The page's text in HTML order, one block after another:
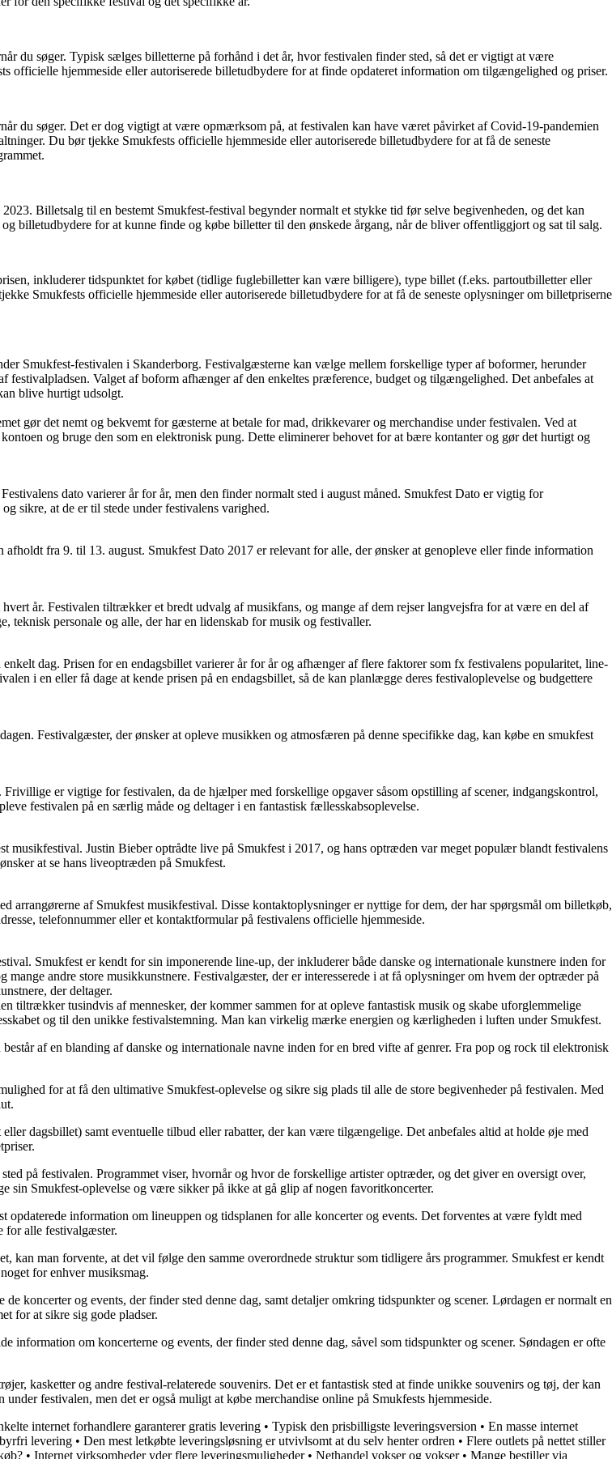
søger. Typisk sælges billetterne på forhånd i det år, hvor festivalen finder sted, så det er vigtigt at være
officielle hjemmeside eller autoriserede billetudbydere for at finde opdateret information om tilgængelighed og priser.
du søger. Det er dog vigtigt at være opmærksom på, at festivalen kan have været påvirket af Covid-19-pandemien
Du bør tjekke Smukfests officielle hjemmeside eller autoriserede billetudbydere for at få de seneste
Billetsalg til en bestemt Smukfest-festival begynder normalt et stykke tid før selve begivenheden, og det kan
billetudbydere for at kunne finde og købe billetter til den ønskede årgang, når de bliver offentliggjort og sat til salg.
inkluderer tidspunktet for købet (tidlige fuglebilletter kan være billigere), type billet (f.eks. partoutbilletter eller
Smukfests officielle hjemmeside eller autoriserede billetudbydere for at få de seneste oplysninger om billetpriserne
Smukfest-festivalen i Skanderborg. Festivalgæsterne kan vælge mellem forskellige typer af boformer, herunder
Valget af boform afhænger af den enkeltes præference, budget og tilgængelighed. Det anbefales at
blive hurtigt udsolgt.
gør det nemt og bekvemt for gæsterne at betale for mad, drikkevarer og merchandise under festivalen. Ved at
og bruge den som en elektronisk pung. Dette eliminerer behovet for at bære kontanter og gør det hurtigt og
dato varierer år for år, men den finder normalt sted i august måned. Smukfest Dato er vigtig for
sikre, at de er til stede under festivalens varighed.
fra 9. til 13. august. Smukfest Dato 2017 er relevant for alle, der ønsker at genopleve eller finde information
år. Festivalen tiltrækker et bredt udvalg af musikfans, og mange af dem rejser langvejsfra for at være en del af
teknisk personale og alle, der har en lidenskab for musik og festivaller.
dag. Prisen for en endagsbillet varierer år for år og afhænger af flere faktorer som fx festivalens popularitet, line-
i en eller få dage at kende prisen på en endagsbillet, så de kan planlægge deres festivaloplevelse og budgettere
Festivalgæster, der ønsker at opleve musikken og atmosfæren på denne specifikke dag, kan købe en smukfest
er vigtige for festivalen, da de hjælper med forskellige opgaver såsom opstilling af scener, indgangskontrol,
festivalen på en særlig måde og deltager i en fantastisk fællesskabsoplevelse.
musikfestival. Justin Bieber optrådte live på Smukfest i 2017, og hans optræden var meget populær blandt festivalens
at se hans liveoptræden på Smukfest.
arrangørerne af Smukfest musikfestival. Disse kontaktoplysninger er nyttige for dem, der har spørgsmål om billetkøb,
telefonnummer eller et kontaktformular på festivalens officielle hjemmeside.
Smukfest er kendt for sin imponerende line-up, der inkluderer både danske og internationale kunstnere inden for
andre store musikkunstnere. Festivalgæster, der er interesserede i at få oplysninger om hvem der optræder på
der deltager.
tiltrækker tusindvis af mennesker, der kommer sammen for at opleve fantastisk musik og skabe uforglemmelige
og til den unikke festivalstemning. Man kan virkelig mærke energien og kærligheden i luften under Smukfest.
af en blanding af danske og internationale navne inden for en bred vifte af genrer. Fra pop og rock til elektronisk
for at få den ultimative Smukfest-oplevelse og sikre sig plads til alle de store begivenheder på festivalen. Med
dagsbillet) samt eventuelle tilbud eller rabatter, der kan være tilgængelige. Det anbefales altid at holde øje med
på festivalen. Programmet viser, hvornår og hvor de forskellige artister optræder, og det giver en oversigt over,
sin Smukfest-oplevelse og være sikker på ikke at gå glip af nogen favoritkoncerter.
information om lineuppen og tidsplanen for alle koncerter og events. Det forventes at være fyldt med
for alle festivalgæster.
man forvente, at det vil følge den samme overordnede struktur som tidligere års programmer. Smukfest er kendt
for enhver musiksmag.
koncerter og events, der finder sted denne dag, samt detaljer omkring tidspunkter og scener. Lørdagen er normalt en
for at sikre sig gode pladser.
om koncerterne og events, der finder sted denne dag, såvel som tidspunkter og scener. Søndagen er ofte
kasketter og andre festival-relaterede souvenirs. Det er et fantastisk sted at finde unikke souvenirs og tøj, der kan
festivalen, men det er også muligt at købe merchandise online på Smukfests hjemmeside.
internet forhandlere garanterer gratis levering • Typisk den prisbilligste leveringsversion • En masse internet
levering • Den mest letkøbte leveringsløsning er utvivlsomt at du selv henter ordren • Flere outlets på nettet stiller
• Internet virksomheder yder flere leveringsmuligheder• Nethandel vokser og vokser• Mange bestiller via